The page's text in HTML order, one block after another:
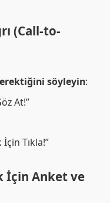
(Call-to-
söyleyin:
At!”
Tıkla!”
İçin Anket ve